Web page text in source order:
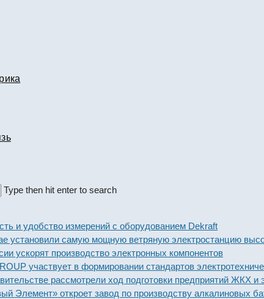
Type then hit enter to search
удобство измерений с оборудованием Dekraft
самую мощную ветряную электростанцию высотой
производство электронных компонентов
участвует в формировании стандартов электротехнической
рассмотрели ход подготовки предприятий ЖКХ и
откроет завод по производству алкалиновых